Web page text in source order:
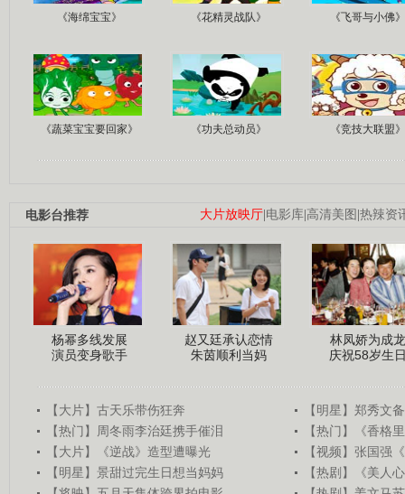
《海绵宝宝》 《花精灵战队》 《飞哥与小佛》
《蔬菜宝宝要回家》 《功夫总动员》 《竞技大联盟》
大片放映厅|电影库|高清美图 |热辣资
电影台推荐
杨幂多线发展
演员变身歌手
赵又廷承认恋情
朱茵顺利当妈
林凤娇为成龙
庆祝58岁生
【大片】古天乐带伤狂奔
【明星】郑秀文
【热门】周冬雨李治廷携手催泪
【热门】《香格
【大片】《逆战》造型遭曝光
【视频】张国强
【明星】景甜过完生日想当妈妈
【热剧】《美人